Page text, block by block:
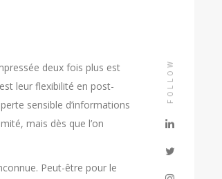
FOLLOW
deux fois plus est
leur flexibilité en post-
sensible d’informations
mais dès que l’on
Peut-être pour le